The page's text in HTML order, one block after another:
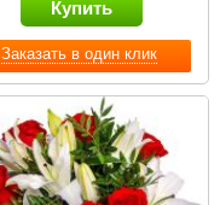
Заказать в один клик
Купить